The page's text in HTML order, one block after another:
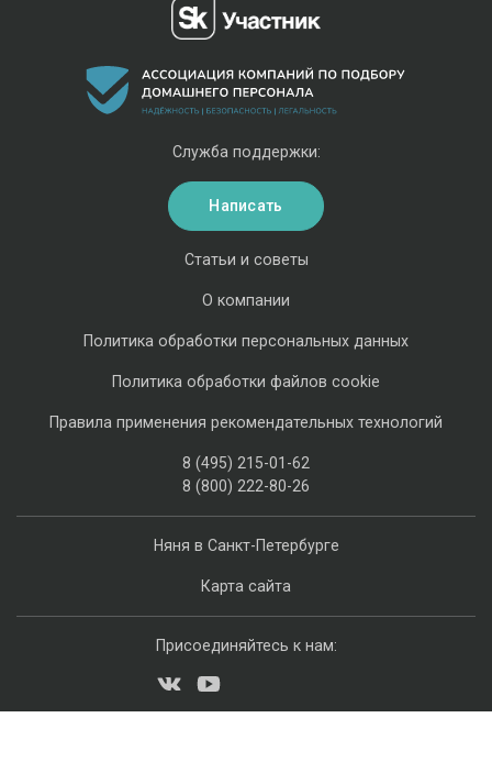
Няня в Санкт-Петербурге
Карта сайта
Статьи и советы
О компании
Политика обработки персональных данных
Политика обработки файлов cookie
Правила применения рекомендательных технологий
8 (495) 215-01-62
8 (800) 222-80-26
Служба поддержки:
Написать
Присоединяйтесь к нам: